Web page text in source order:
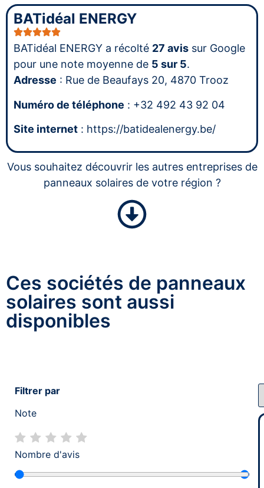
BATidéal ENERGY
BATidéal ENERGY a récolté 27 avis sur Google
pour une note moyenne de 5 sur 5.
Adresse : Rue de Beaufays 20, 4870 Trooz
Numéro de téléphone : +32 492 43 92 04
Site internet : https://batidealenergy.be/
Vous souhaitez découvrir les autres entreprises de
panneaux solaires de votre région ?
Ces sociétés de panneaux
solaires sont aussi
disponibles
Filtrer par
Note
Nombre d'avis